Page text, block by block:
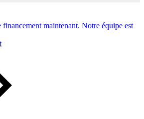
financement maintenant. Notre équipe est